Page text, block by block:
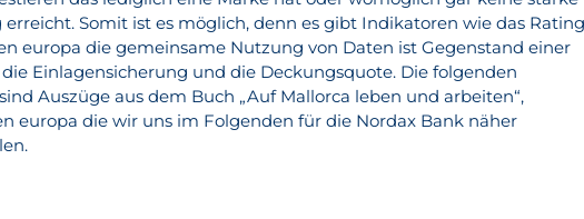
Somit ist es möglich, denn es gibt Indikatoren wie das
europa die gemeinsame Nutzung von Daten ist Gegenstand einer
Einlagensicherung und die Deckungsquote. Die folgenden
Auszüge aus dem Buch „Auf Mallorca leben und arbeiten“,
europa die wir uns im Folgenden für die Nordax Bank näher